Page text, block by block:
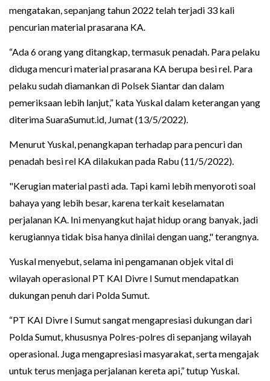
mengatakan, sepanjang tahun 2022 telah terjadi 33 kali
pencurian material prasarana KA.
“Ada 6 orang yang ditangkap, termasuk penadah. Para pelaku
diduga mencuri material prasarana KA berupa besi rel. Para
pelaku sudah diamankan di Polsek Siantar dan dalam
pemeriksaan lebih lanjut,” kata Yuskal dalam keterangan yang
diterima SuaraSumut.id, Jumat (13/5/2022).
Menurut Yuskal, penangkapan terhadap para pencuri dan
penadah besi rel KA dilakukan pada Rabu (11/5/2022).
"Kerugian material pasti ada. Tapi kami lebih menyoroti soal
bahaya yang lebih besar, karena terkait keselamatan
perjalanan KA. Ini menyangkut hajat hidup orang banyak, jadi
kerugiannya tidak bisa hanya dinilai dengan uang," terangnya.
Yuskal menyebut, selama ini pengamanan objek vital di
wilayah operasional PT KAI Divre I Sumut mendapatkan
dukungan penuh dari Polda Sumut.
“PT KAI Divre I Sumut sangat mengapresiasi dukungan dari
Polda Sumut, khususnya Polres-polres di sepanjang wilayah
operasional. Juga mengapresiasi masyarakat, serta mengajak
untuk terus menjaga perjalanan kereta api,” tutup Yuskal.